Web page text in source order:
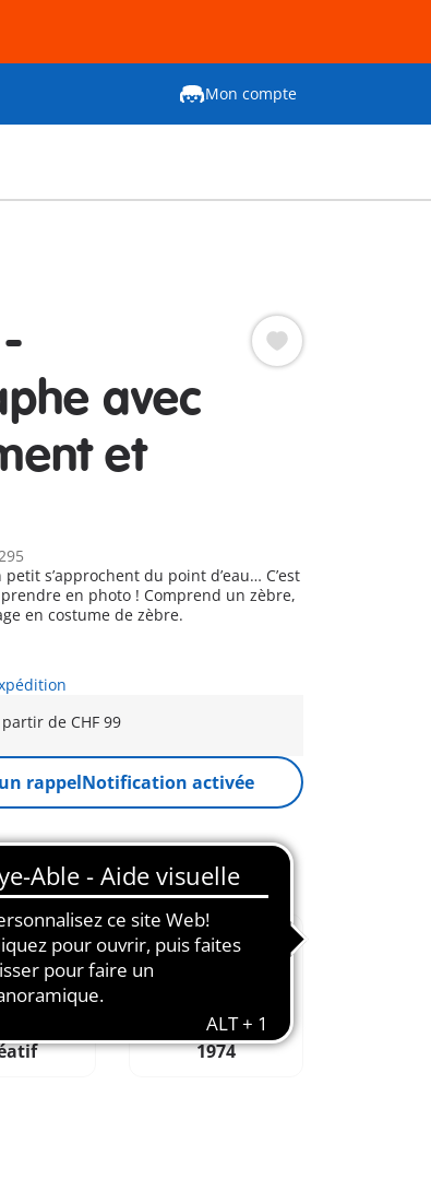
Mon compte
avec
et
s’approchent du point d’eau… C’est
prendre en photo ! Comprend un zèbre,
en costume de zèbre.
de CHF 99
rappelNotification activée
rôle
Aimé depuis
1974